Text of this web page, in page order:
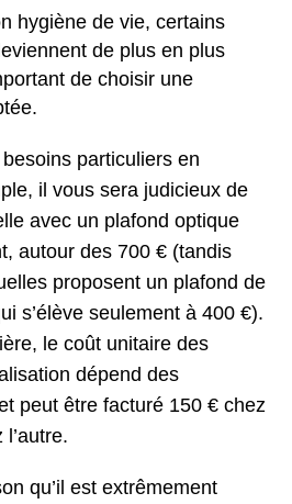
hygiène de vie, certains
de plus en plus
de choisir une
particuliers en
il vous sera judicieux de
avec un plafond optique
autour des 700 € (tandis
proposent un plafond de
s’élève seulement à 400 €).
le coût unitaire des
dépend des
peut être facturé 150 € chez
l’autre.
qu’il est extrêmement